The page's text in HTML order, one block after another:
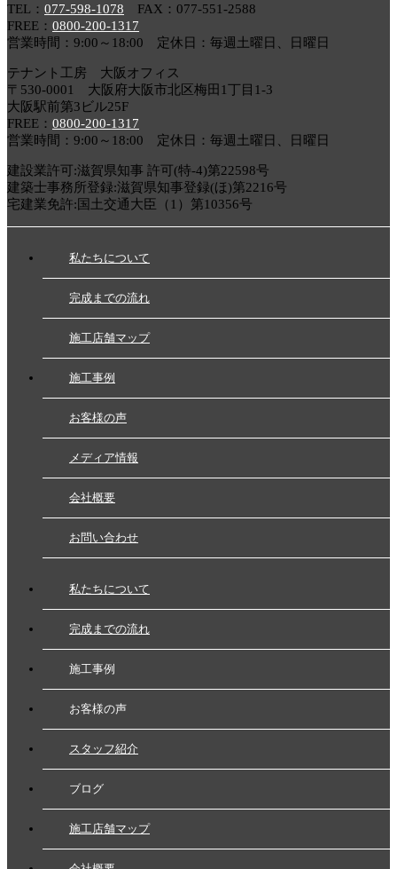
TEL： 077-598-1078 FAX：077-551-2588
FREE： 0800-200-1317
営業時間：9:00～18:00 定休日：毎週土曜日、日曜日
テナント工房 大阪オフィス
〒530-0001 大阪府大阪市北区梅田1丁目1-3
大阪駅前第3ビル25F
FREE： 0800-200-1317
営業時間：9:00～18:00 定休日：毎週土曜日、日曜日
建設業許可:滋賀県知事 許可(特-4)第22598号
建築士事務所登録:滋賀県知事登録(ほ)第2216号
宅建業免許:国土交通大臣（1）第10356号
私たちについて
完成までの流れ
施工店舗マップ
施工事例
お客様の声
メディア情報
会社概要
お問い合わせ
私たちについて
完成までの流れ
施工事例
お客様の声
スタッフ紹介
ブログ
施工店舗マップ